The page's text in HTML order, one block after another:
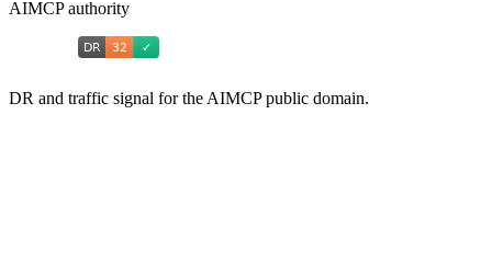
AIMCP authority
DR and traffic signal for the AIMCP public domain.